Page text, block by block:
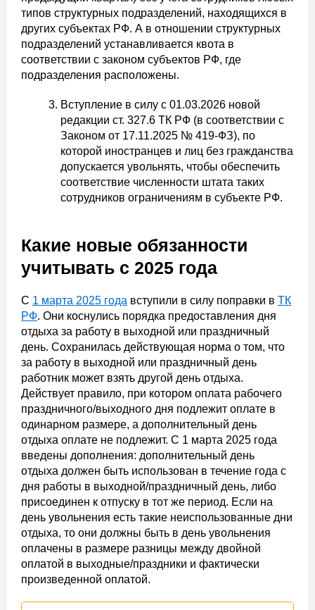
типов структурных подразделений, находящихся в
других субъектах РФ. А в отношении структурных
подразделений устанавливается квота в
соответствии с законом субъектов РФ, где
подразделения расположены.
Вступление в силу с 01.03.2026 новой
редакции ст. 327.6 ТК РФ (в соответствии с
Законом от 17.11.2025 № 419-ФЗ), по
которой иностранцев и лиц без гражданства
допускается увольнять, чтобы обеспечить
соответствие численности штата таких
сотрудников ограничениям в субъекте РФ.
Какие новые обязанности
учитывать с 2025 года
С 1 марта 2025 года вступили в силу поправки в ТК
РФ. Они коснулись порядка предоставления дня
отдыха за работу в выходной или праздничный
день. Сохранилась действующая норма о том, что
за работу в выходной или праздничный день
работник может взять другой день отдыха.
Действует правило, при котором оплата рабочего
праздничного/выходного дня подлежит оплате в
одинарном размере, а дополнительный день
отдыха оплате не подлежит. С 1 марта 2025 года
введены дополнения: дополнительный день
отдыха должен быть использован в течение года с
дня работы в выходной/праздничный день, либо
присоединен к отпуску в тот же период. Если на
день увольнения есть такие неиспользованные дни
отдыха, то они должны быть в день увольнения
оплачены в размере разницы между двойной
оплатой в выходные/праздники и фактически
произведенной оплатой.